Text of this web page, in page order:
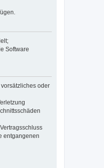
Software
oder
entgangenen